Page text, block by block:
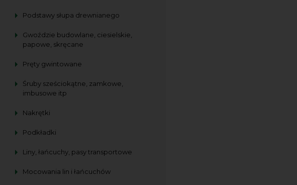
Podstawy słupa drewnianego
Gwoździe budowlane, ciesielskie,
papowe, skręcane
Pręty gwintowane
Śruby sześciokątne, zamkowe,
imbusowe itp
Nakrętki
Podkładki
Liny, łańcuchy, pasy transportowe
Mocowania lin i łańcuchów